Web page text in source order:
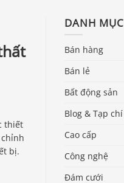
thiết
bị.
DANH MỤC
Bán hàng
Bán lẻ
Bất động sản
Blog & Tạp chí
Cao cấp
Công nghệ
Đám cưới